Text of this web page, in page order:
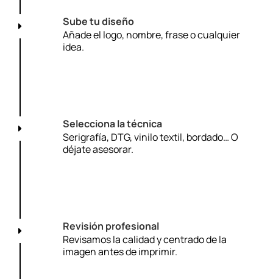
Sube tu diseño
Añade el logo, nombre, frase o cualquier
idea.
Selecciona la técnica
Serigrafía, DTG, vinilo textil, bordado… O
déjate asesorar.
Revisión profesional
Revisamos la calidad y centrado de la
imagen antes de imprimir.